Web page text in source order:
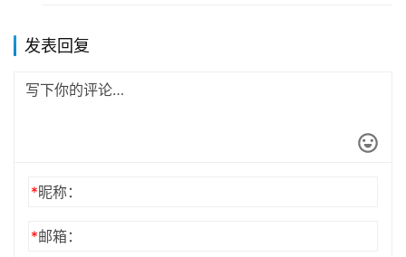
发表回复
*昵称：
*邮箱：